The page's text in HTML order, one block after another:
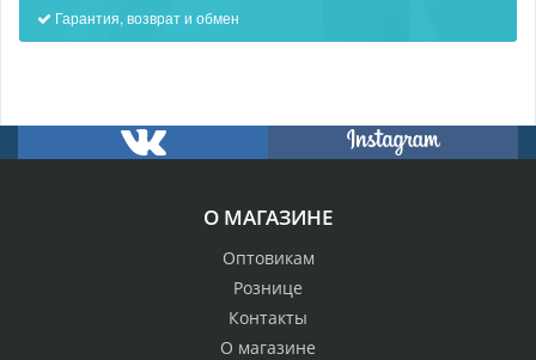
Гарантия, возврат и обмен
О МАГАЗИНЕ
Оптовикам
Рознице
Контакты
О магазине